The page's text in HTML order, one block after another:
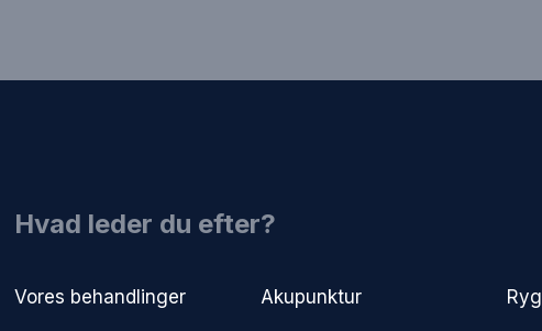
​Hvad leder du efter?
Vores behandlinger Akupunktur